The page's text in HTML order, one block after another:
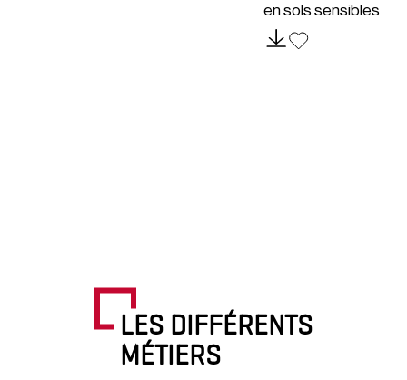
en sols sensibles
LES DIFFÉRENTS
MÉTIERS